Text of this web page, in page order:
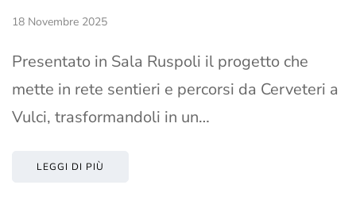
18 Novembre 2025
Presentato in Sala Ruspoli il progetto che
mette in rete sentieri e percorsi da Cerveteri a
Vulci, trasformandoli in un…
LEGGI DI PIÙ